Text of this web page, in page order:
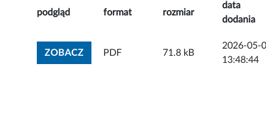
podgląd format rozmiar
data
dodania
ZOBACZZOBACZ ZAŁĄCZNIK
PDF 71.8 kB
2026-05-
13:48:44